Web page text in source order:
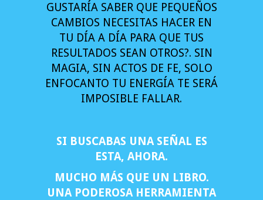
GUSTARÍA SABER QUE PEQUEÑOS
CAMBIOS NECESITAS HACER EN
TU DÍA A DÍA PARA QUE TUS
RESULTADOS SEAN OTROS?. SIN
MAGIA, SIN ACTOS DE FE, SOLO
ENFOCANTO TU ENERGÍA TE SERÁ
IMPOSIBLE FALLAR.
SI BUSCABAS UNA SEÑAL ES
ESTA, AHORA.
MUCHO MÁS QUE UN LIBRO.
UNA PODEROSA HERRAMIENTA